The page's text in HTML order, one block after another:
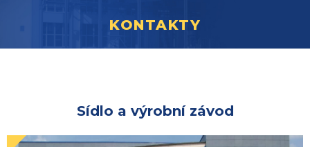
KONTAKTY
Sídlo a výrobní závod